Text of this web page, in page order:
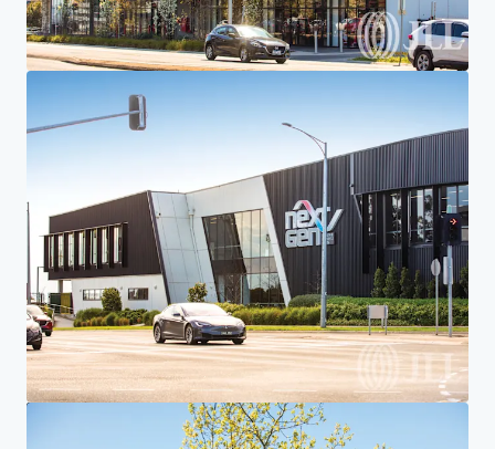
Investor Center
Entreprise
DÉCLARATION DE CONFIDENTIALITÉ
Jones Lang LaSalle (JLL), ainsi que ses différentes filiales et entités, est une société
internationale leader du conseil en immobilier d'entreprise. Nous prenons la
responsabilité de protéger avec la plus grande rigueur les informations personnelles qui
nous sont confiées. En règle générale, les informations que nous recueillons sur vous nous
permettent de traiter ou de répondre à votre demande. Nous nous engageons à conserver
les informations personnelles qui nous sont confiées, avec le niveau de sécurité approprié,
et aussi longtemps que nous le jugerons nécessaire pour toute raison professionnelle ou
légale. Nous supprimerons ensuite vos données de manière sûre et sécurisée. À tout
moment, vous avez la possibilité d’affiner vospréférences en termes de
et de vous désabonner. Pour plus d''informations sur la manière dont